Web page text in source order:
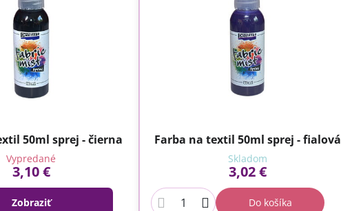
50ml sprej - čierna
Vypredané
3,10 €
Zobraziť
Farba na textil 50ml sprej - fialová
Skladom
3,02 €
Do košíka